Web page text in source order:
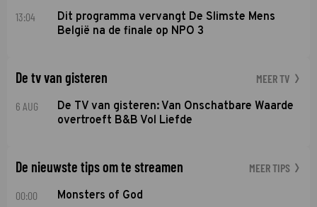
13:04
Dit programma vervangt De Slimste Mens
België na de finale op NPO 3
De tv van gisteren MEER TV
6 AUG
De TV van gisteren: Van Onschatbare Waarde
overtroeft B&B Vol Liefde
De nieuwste tips om te streamen MEER TIPS
00:00 Monsters of God